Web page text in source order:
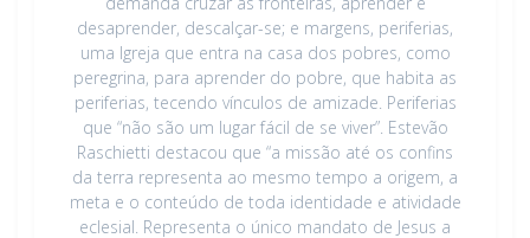
desaprender, descalçar-se; e margens, periferias,
uma Igreja que entra na casa dos pobres, como
peregrina, para aprender do pobre, que habita as
periferias, tecendo vínculos de amizade. Periferias
que “não são um lugar fácil de se viver”. Estevão
Raschietti destacou que “a missão até os confins
da terra representa ao mesmo tempo a origem, a
meta e o conteúdo de toda identidade e atividade
eclesial. Representa o único mandato de Jesus a